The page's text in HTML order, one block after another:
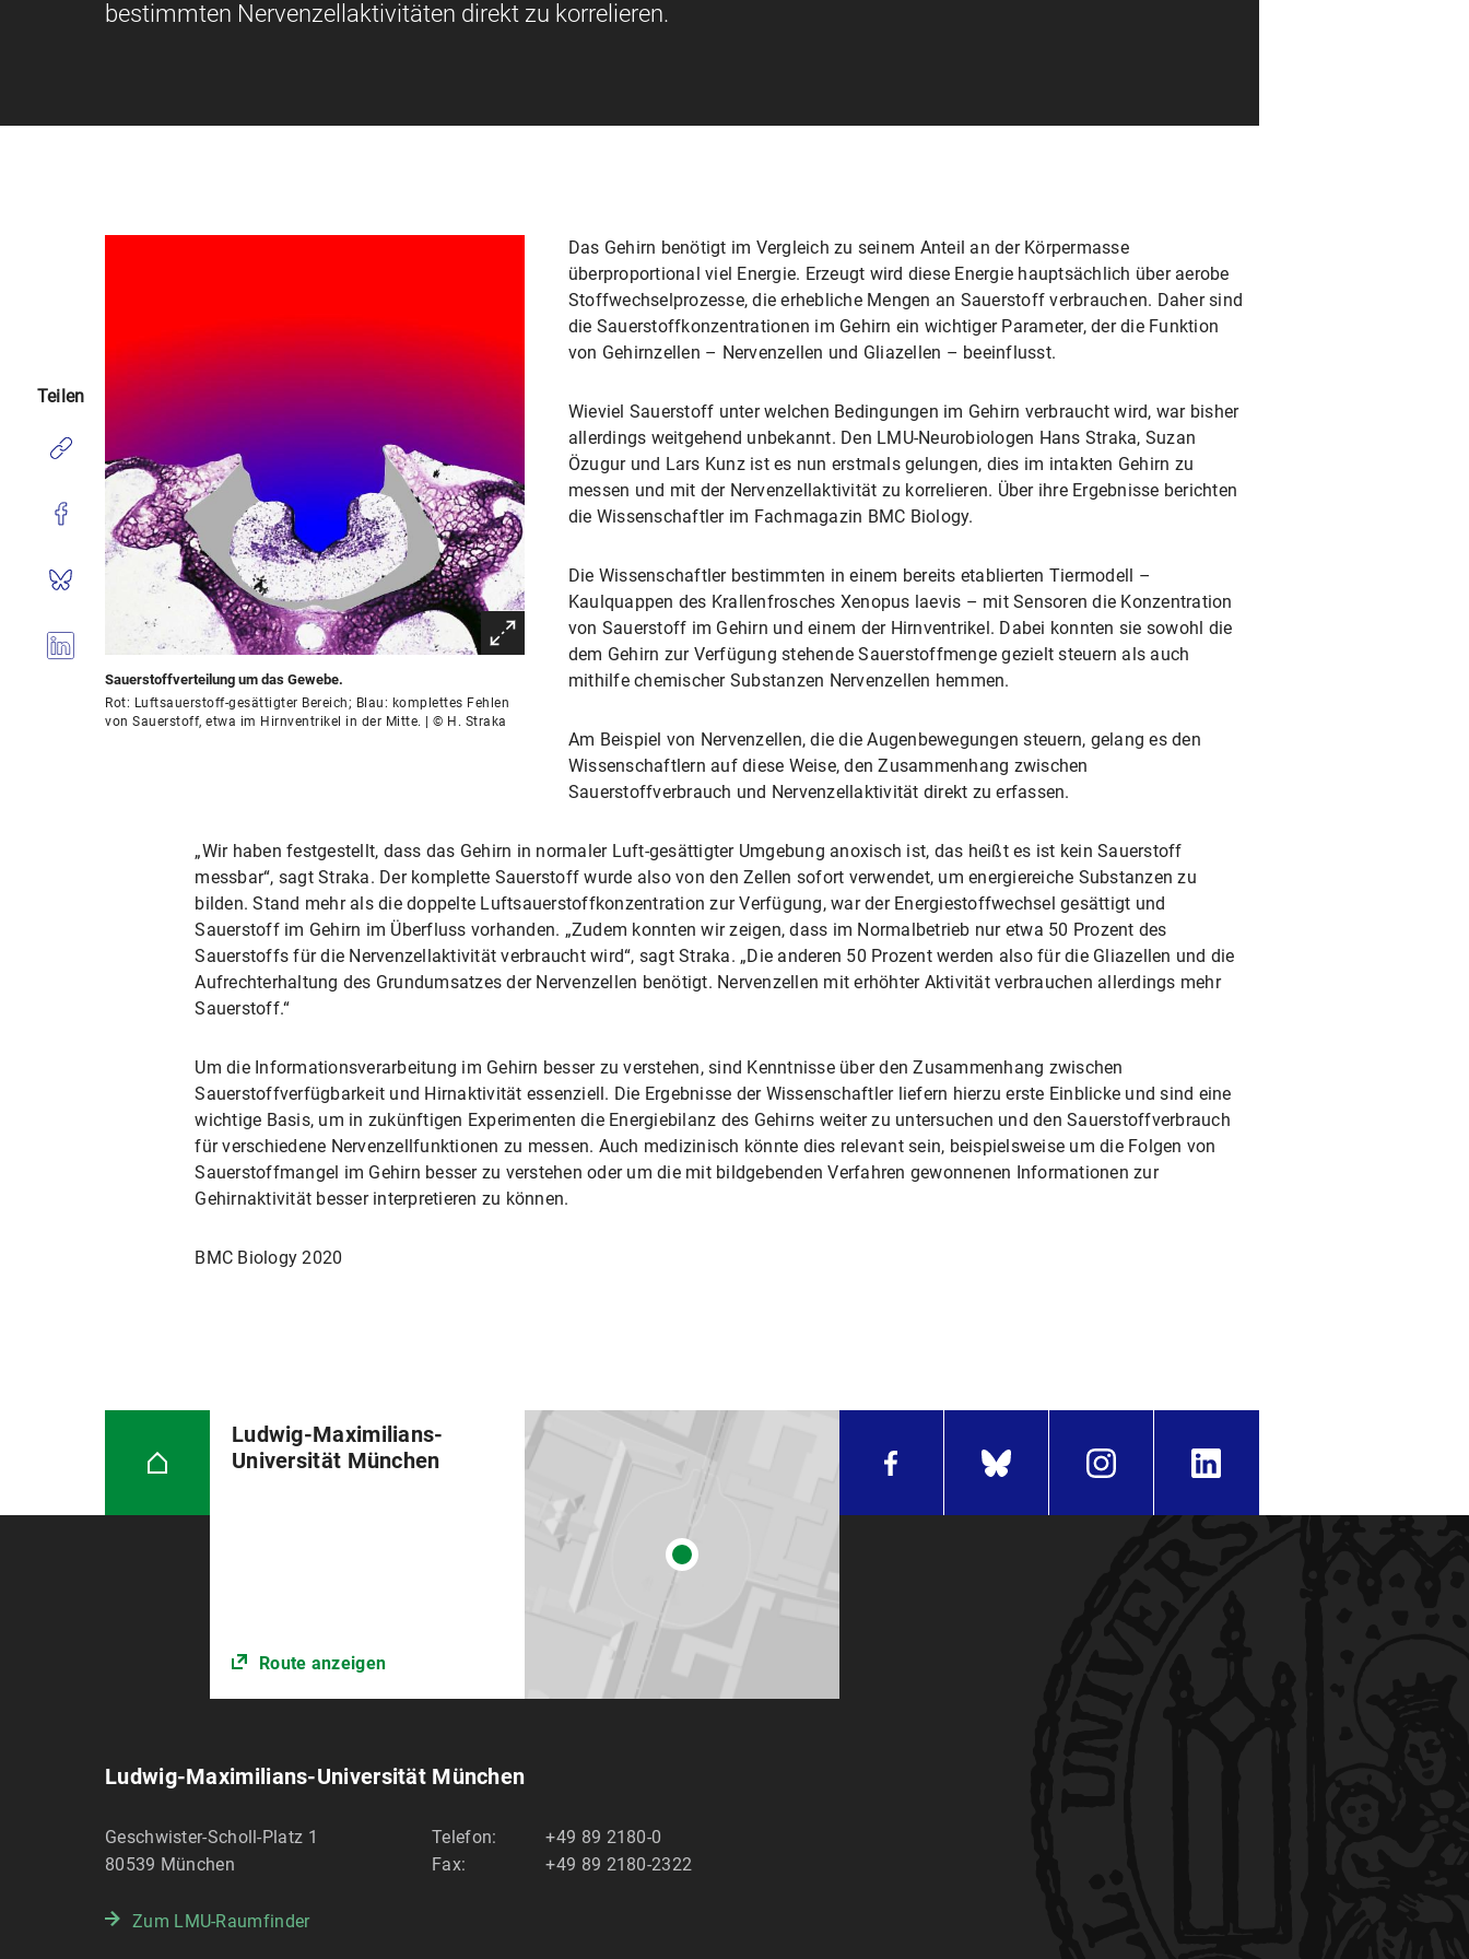
bestimmten Nervenzellaktivitäten direkt zu korrelieren.
Sauerstoffverteilung um das Gewebe.
Rot: Luftsauerstoff-gesättigter Bereich; Blau: komplettes Fehlen
von Sauerstoff, etwa im Hirnventrikel in der Mitte. | © H. Straka
Das Gehirn benötigt im Vergleich zu seinem Anteil an der Körpermasse
überproportional viel Energie. Erzeugt wird diese Energie hauptsächlich über aerobe
Stoffwechselprozesse, die erhebliche Mengen an Sauerstoff verbrauchen. Daher sind
die Sauerstoffkonzentrationen im Gehirn ein wichtiger Parameter, der die Funktion
von Gehirnzellen – Nervenzellen und Gliazellen – beeinflusst.
Wieviel Sauerstoff unter welchen Bedingungen im Gehirn verbraucht wird, war bisher
allerdings weitgehend unbekannt. Den LMU-Neurobiologen Hans Straka, Suzan
Özugur und Lars Kunz ist es nun erstmals gelungen, dies im intakten Gehirn zu
messen und mit der Nervenzellaktivität zu korrelieren. Über ihre Ergebnisse berichten
die Wissenschaftler im Fachmagazin BMC Biology.
Die Wissenschaftler bestimmten in einem bereits etablierten Tiermodell –
Kaulquappen des Krallenfrosches Xenopus laevis – mit Sensoren die Konzentration
von Sauerstoff im Gehirn und einem der Hirnventrikel. Dabei konnten sie sowohl die
dem Gehirn zur Verfügung stehende Sauerstoffmenge gezielt steuern als auch
mithilfe chemischer Substanzen Nervenzellen hemmen.
Am Beispiel von Nervenzellen, die die Augenbewegungen steuern, gelang es den
Wissenschaftlern auf diese Weise, den Zusammenhang zwischen
Sauerstoffverbrauch und Nervenzellaktivität direkt zu erfassen.
„Wir haben festgestellt, dass das Gehirn in normaler Luft-gesättigter Umgebung anoxisch ist, das heißt es ist kein Sauerstoff
messbar“, sagt Straka. Der komplette Sauerstoff wurde also von den Zellen sofort verwendet, um energiereiche Substanzen zu
bilden. Stand mehr als die doppelte Luftsauerstoffkonzentration zur Verfügung, war der Energiestoffwechsel gesättigt und
Sauerstoff im Gehirn im Überfluss vorhanden. „Zudem konnten wir zeigen, dass im Normalbetrieb nur etwa 50 Prozent des
Sauerstoffs für die Nervenzellaktivität verbraucht wird“, sagt Straka. „Die anderen 50 Prozent werden also für die Gliazellen und die
Aufrechterhaltung des Grundumsatzes der Nervenzellen benötigt. Nervenzellen mit erhöhter Aktivität verbrauchen allerdings mehr
Sauerstoff.“
Um die Informationsverarbeitung im Gehirn besser zu verstehen, sind Kenntnisse über den Zusammenhang zwischen
Sauerstoffverfügbarkeit und Hirnaktivität essenziell. Die Ergebnisse der Wissenschaftler liefern hierzu erste Einblicke und sind eine
wichtige Basis, um in zukünftigen Experimenten die Energiebilanz des Gehirns weiter zu untersuchen und den Sauerstoffverbrauch
für verschiedene Nervenzellfunktionen zu messen. Auch medizinisch könnte dies relevant sein, beispielsweise um die Folgen von
Sauerstoffmangel im Gehirn besser zu verstehen oder um die mit bildgebenden Verfahren gewonnenen Informationen zur
Gehirnaktivität besser interpretieren zu können.
BMC Biology 2020
Teilen
Ludwig-Maximilians-
Universität München
Route anzeigen
Ludwig-Maximilians-Universität München
Geschwister-Scholl-Platz 1
80539 München
Telefon:
+49 89 2180-0
Fax:
+49 89 2180-2322
Zum LMU-Raumfinder